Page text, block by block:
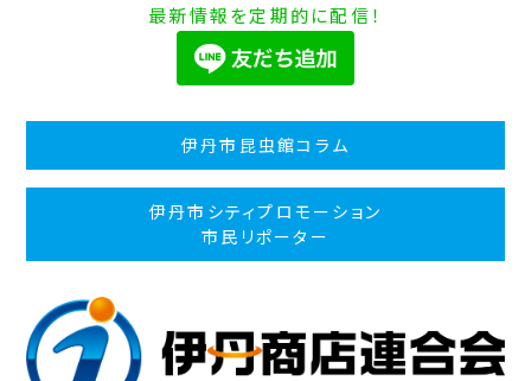
最新情報を定期的に配信！
伊丹市昆虫館コラム
伊丹市シティプロモーション
市民リポーター